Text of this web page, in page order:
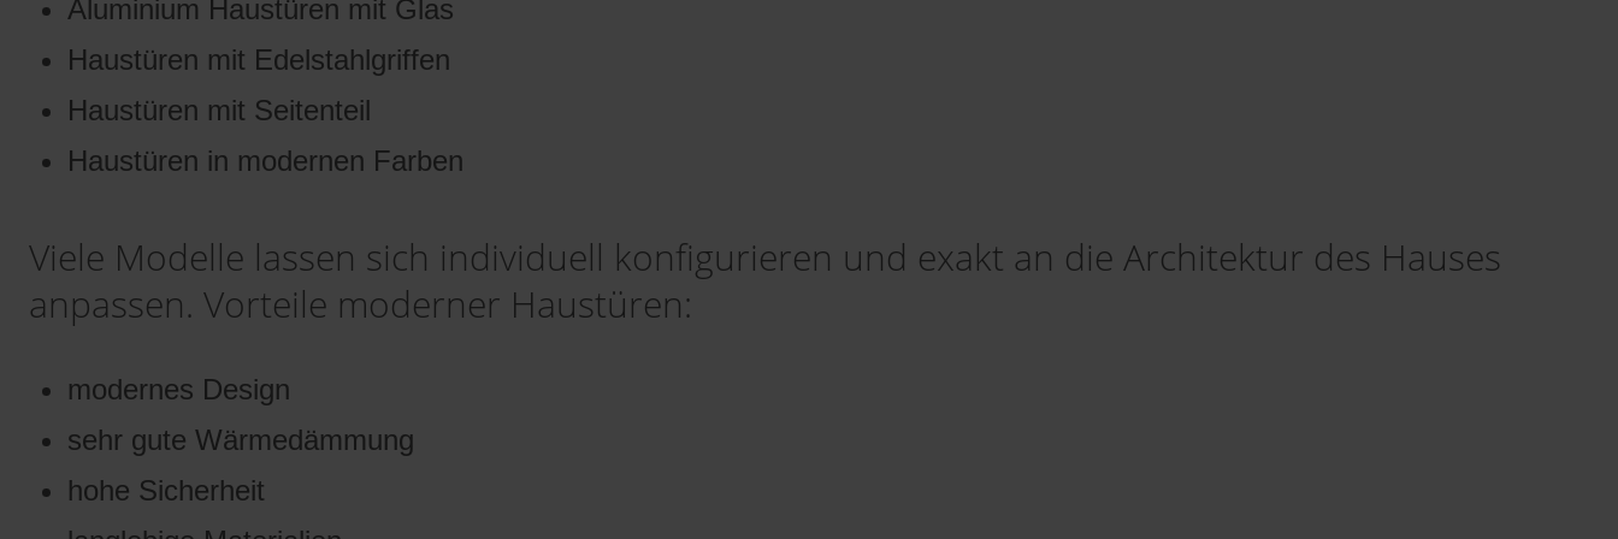
Moderne weiß
Moderne weiß
Moderne weiß
Aluminium Haustüren mit Glas
Haustüren mit Edelstahlgriffen
Haustüren mit Seitenteil
Haustüren in modernen Farben
Viele Modelle lassen sich individuell konfigurieren und exakt an die Architektur des Hauses
anpassen. Vorteile moderner Haustüren:
modernes Design
sehr gute Wärmedämmung
hohe Sicherheit